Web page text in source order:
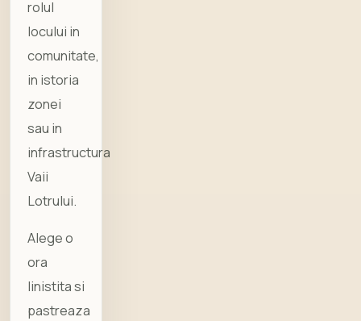
rolul
locului in
comunitate,
in istoria
zonei
sau in
infrastructura
Vaii
Lotrului.
Alege o
ora
linistita si
pastreaza